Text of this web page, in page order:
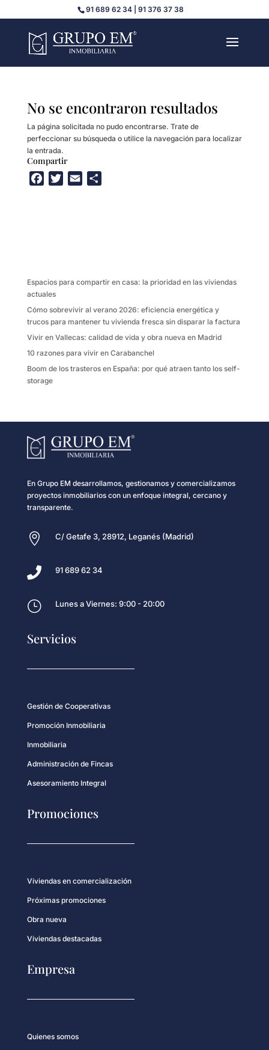
91 689 62 34 | 91 376 37 38
No se encontraron resultados
La página solicitada no pudo encontrarse. Trate de
perfeccionar su búsqueda o utilice la navegación para localizar
la entrada.
Compartir
k
i
Espacios para compartir en casa: la prioridad en las viviendas
actuales
Cómo sobrevivir al verano 2026: eficiencia energética y
trucos para mantener tu vivienda fresca sin disparar la factura
Vivir en Vallecas: calidad de vida y obra nueva en Madrid
10 razones para vivir en Carabanchel
Boom de los trasteros en España: por qué atraen tanto los self-
storage
En Grupo EM desarrollamos, gestionamos y comercializamos
proyectos inmobiliarios con un enfoque integral, cercano y
transparente.
 C/ Getafe 3, 28912, Leganés (Madrid)
 91 689 62 34
} Lunes a Viernes: 9:00 - 20:00
Servicios
Gestión de Cooperativas
Promoción Inmobiliaria
Inmobiliaria
Administración de Fincas
Asesoramiento Integral
Promociones
Viviendas en comercialización
Próximas promociones
Obra nueva
Viviendas destacadas
Empresa
Quienes somos